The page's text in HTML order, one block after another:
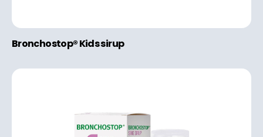
Bronchostop® Kids sirup